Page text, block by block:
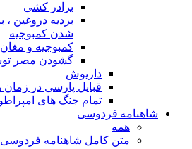
برادر کشی
بردیه دروغین
شدن کمبوجیه
کمبوجیه و مغان
گشودن مصر
داریوش
قبایل پارسی در زمان
تمام جنگ های
شاهنامه فردوسی
همه
متن کامل شاهنامه فردوسی